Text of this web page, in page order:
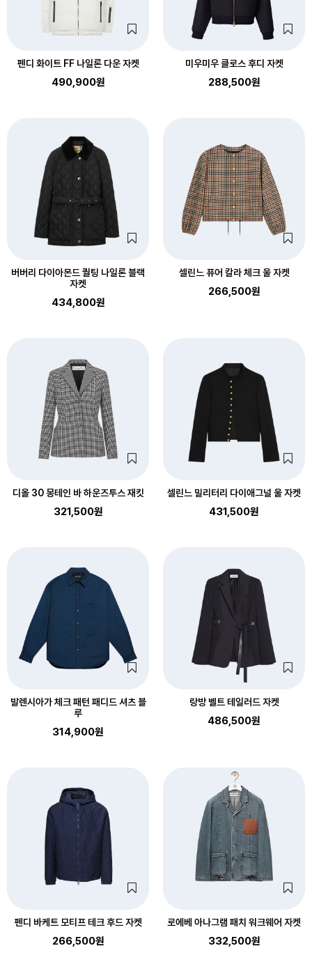
펜디 화이트 FF 나일론 다운 자켓
490,900원
미우미우 클로스 후디 자켓
288,500원
버버리 다이아몬드 퀄팅 나일론 블랙
자켓
434,800원
셀린느 퓨어 칼라 체크 울 자켓
266,500원
디올 30 몽테인 바 하운즈투스 재킷
321,500원
셀린느 밀리터리 다이애그널 울 자켓
431,500원
발렌시아가 체크 패턴 패디드 셔츠 블
루
314,900원
랑방 벨트 테일러드 자켓
486,500원
펜디 바케트 모티프 테크 후드 자켓
266,500원
로에베 아나그램 패치 워크웨어 자켓
332,500원